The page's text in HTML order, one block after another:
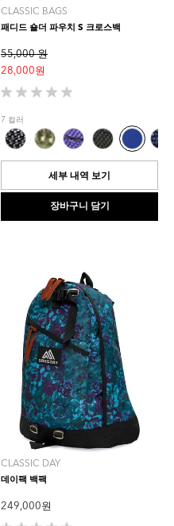
CLASSIC BAGS
패디드 숄더 파우치 S 크로스백
55,000 원
28,000 원
별
5
개
중
0.0
입
다.
7 컬러
세부 내역 보기
장바구니 담기
CLASSIC DAY
데이팩 백팩
249,000 원